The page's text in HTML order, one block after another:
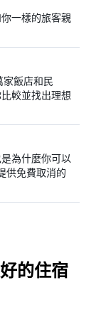
一樣的旅客親
飯店和民
較並找出理想
為什麼你可以
供免費取消的
的住宿